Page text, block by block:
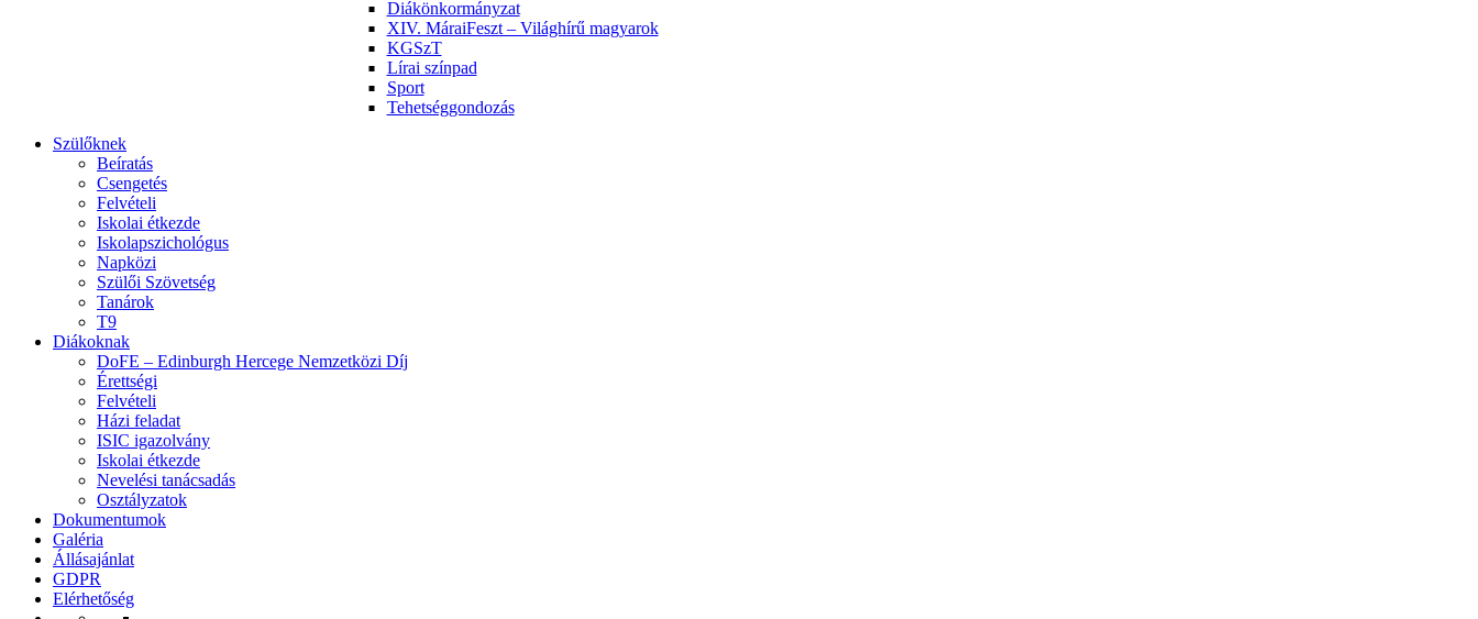
Diákönkormányzat
XIV. MáraiFeszt – Világhírű magyarok
KGSzT
Lírai színpad
Sport
Tehetséggondozás
Szülőknek
Beíratás
Csengetés
Felvételi
Iskolai étkezde
Iskolapszichológus
Napközi
Szülői Szövetség
Tanárok
T9
Diákoknak
DoFE – Edinburgh Hercege Nemzetközi Díj
Érettségi
Felvételi
Házi feladat
ISIC igazolvány
Iskolai étkezde
Nevelési tanácsadás
Osztályzatok
Dokumentumok
Galéria
Állásajánlat
GDPR
Elérhetőség